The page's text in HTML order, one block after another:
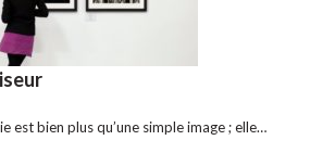
est bien plus qu’une simple image ; elle…